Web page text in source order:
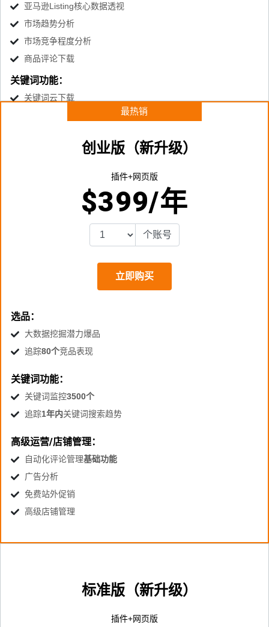
亚马逊Listing核心数据透视
市场趋势分析
市场竞争程度分析
商品评论下载
关键词功能：
关键词云下载
最热销
创业版（新升级）
插件+网页版
$399/年
个账号
立即购买
选品：
大数据挖掘潜力爆品
追踪80个竞品表现
关键词功能：
关键词监控3500个
追踪1年内关键词搜索趋势
高级运营/店铺管理：
自动化评论管理基础功能
广告分析
免费站外促销
高级店铺管理
标准版（新升级）
插件+网页版